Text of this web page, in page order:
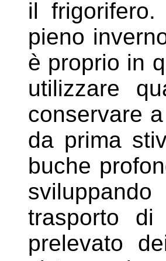
il
pieno
è proprio in
utilizzare
conservare
da prima
buche
trasporto
prelevato